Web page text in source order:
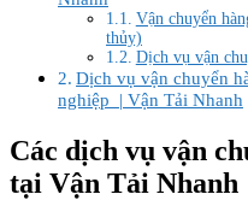
Vận chuyển
thủy)
Dịch vụ vận
Dịch vụ vận chuyển
nghiệp | Vận Tải Nhanh
Các dịch vụ vận
tại Vận Tải Nhanh